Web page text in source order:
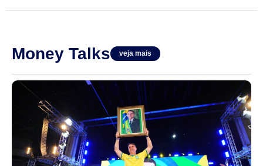
Money Talks veja mais